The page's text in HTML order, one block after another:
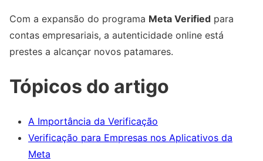
Com a expansão do programa Meta Verified para
contas empresariais, a autenticidade online está
prestes a alcançar novos patamares.
Tópicos do artigo
A Importância da Verificação
Verificação para Empresas nos Aplicativos da
Meta